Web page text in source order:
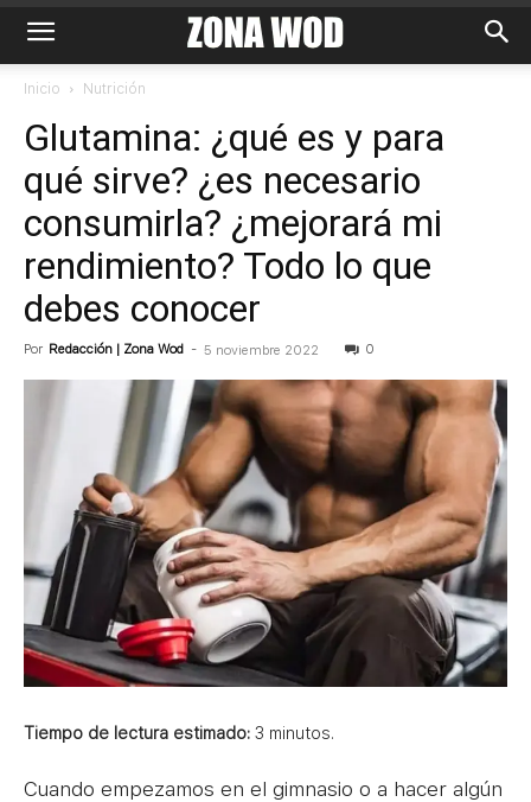
Inicio Nutrición
Glutamina: ¿qué es y para
qué sirve? ¿es necesario
consumirla? ¿mejorará mi
rendimiento? Todo lo que
debes conocer
Por Redacción | Zona Wod - 5 noviembre 2022 0
Tiempo de lectura estimado: 3 minutos.
Cuando empezamos en el gimnasio o a hacer algún